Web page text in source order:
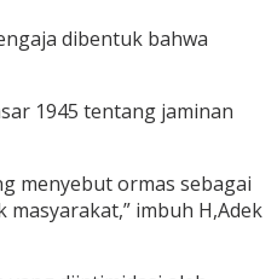
dibentuk bahwa
1945 tentang jaminan
menyebut ormas sebagai
imbuh H,Adek